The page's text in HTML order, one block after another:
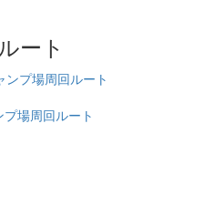
ート
場周回ルート